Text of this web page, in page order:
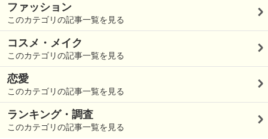
ファッション
このカテゴリの記事一覧を見る
コスメ・メイク
このカテゴリの記事一覧を見る
恋愛
このカテゴリの記事一覧を見る
ランキング・調査
このカテゴリの記事一覧を見る